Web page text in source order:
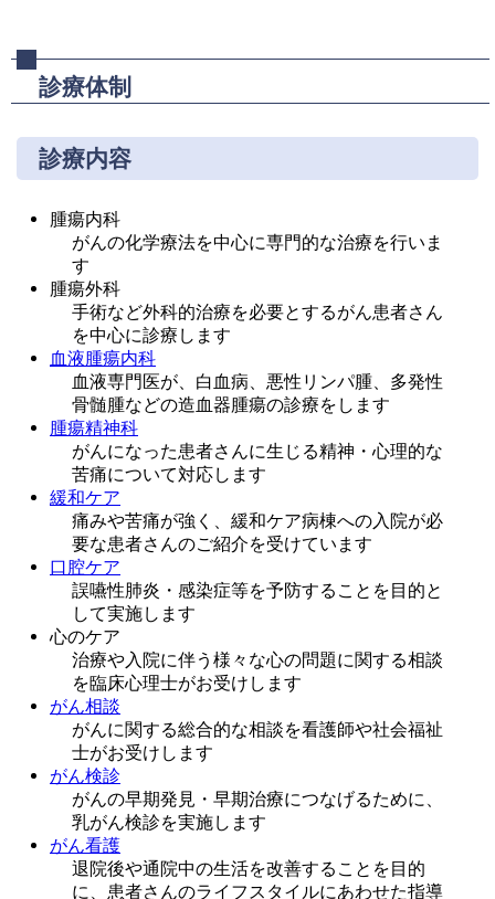
診療体制
診療内容
腫瘍内科
がんの化学療法を中心に専門的な治療を行いま
す
腫瘍外科
手術など外科的治療を必要とするがん患者さん
を中心に診療します
血液腫瘍内科
血液専門医が、白血病、悪性リンパ腫、多発性
骨髄腫などの造血器腫瘍の診療をします
腫瘍精神科
がんになった患者さんに生じる精神・心理的な
苦痛について対応します
緩和ケア
痛みや苦痛が強く、緩和ケア病棟への入院が必
要な患者さんのご紹介を受けています
口腔ケア
誤嚥性肺炎・感染症等を予防することを目的と
して実施します
心のケア
治療や入院に伴う様々な心の問題に関する相談
を臨床心理士がお受けします
がん相談
がんに関する総合的な相談を看護師や社会福祉
士がお受けします
がん検診
がんの早期発見・早期治療につなげるために、
乳がん検診を実施します
がん看護
退院後や通院中の生活を改善することを目的
に、患者さんのライフスタイルにあわせた指導